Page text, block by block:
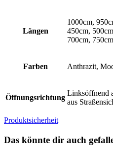
Längen
1000cm,
450cm,
700cm,
Farben Anthrazit,
Öffnungsrichtung
Linksöffnend
aus
Produktsicherheit
Das könnte dir auch